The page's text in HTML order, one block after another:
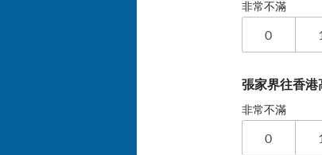
非常不滿
0
張家界往香
非常不滿
0